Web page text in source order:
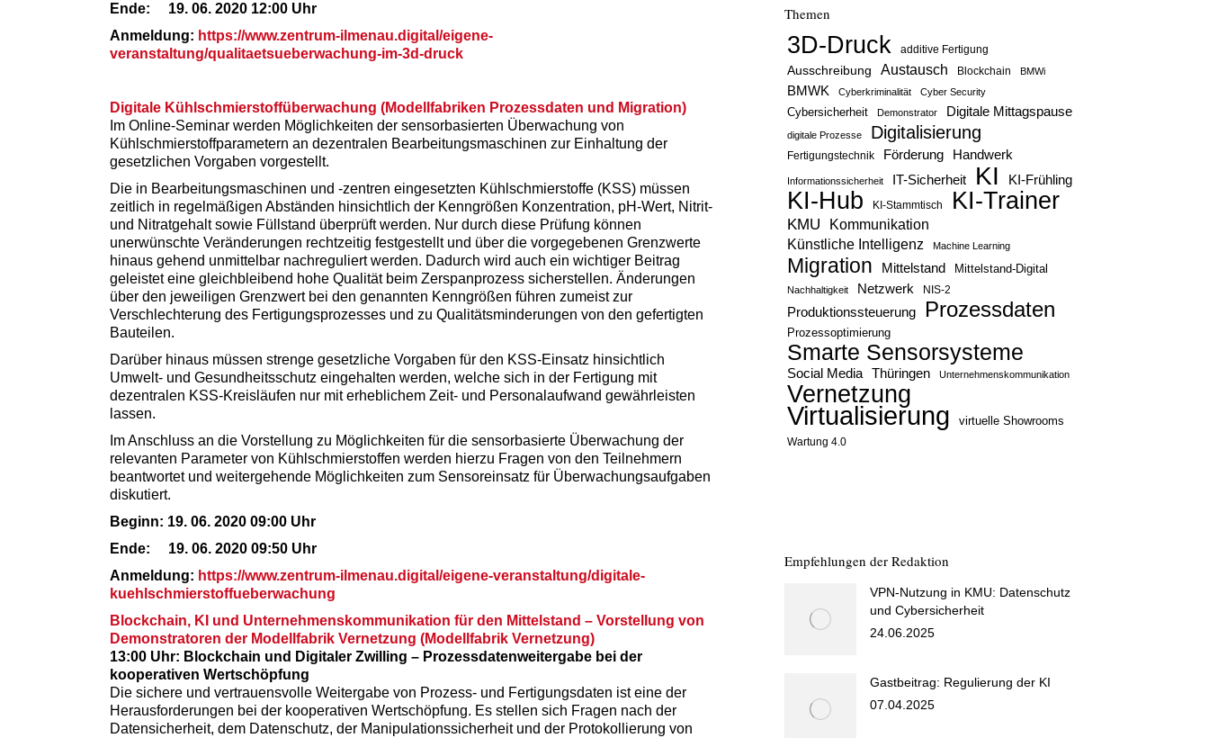
Ende: 19. 06. 2020 12:00 Uhr
Anmeldung: https://www.zentrum-ilmenau.digital/eigene-
veranstaltung/qualitaetsueberwachung-im-3d-druck
Digitale Kühlschmierstoffüberwachung (Modellfabriken Prozessdaten und Migration)
Im Online-Seminar werden Möglichkeiten der sensorbasierten Überwachung von
Kühlschmierstoffparametern an dezentralen Bearbeitungsmaschinen zur Einhaltung der
gesetzlichen Vorgaben vorgestellt.
Die in Bearbeitungsmaschinen und -zentren eingesetzten Kühlschmierstoffe (KSS) müssen
zeitlich in regelmäßigen Abständen hinsichtlich der Kenngrößen Konzentration, pH-Wert, Nitrit-
und Nitratgehalt sowie Füllstand überprüft werden. Nur durch diese Prüfung können
unerwünschte Veränderungen rechtzeitig festgestellt und über die vorgegebenen Grenzwerte
hinaus gehend unmittelbar nachreguliert werden. Dadurch wird auch ein wichtiger Beitrag
geleistet eine gleichbleibend hohe Qualität beim Zerspanprozess sicherstellen. Änderungen
über den jeweiligen Grenzwert bei den genannten Kenngrößen führen zumeist zur
Verschlechterung des Fertigungsprozesses und zu Qualitätsminderungen von den gefertigten
Bauteilen.
Darüber hinaus müssen strenge gesetzliche Vorgaben für den KSS-Einsatz hinsichtlich
Umwelt- und Gesundheitsschutz eingehalten werden, welche sich in der Fertigung mit
dezentralen KSS-Kreisläufen nur mit erheblichem Zeit- und Personalaufwand gewährleisten
lassen.
Im Anschluss an die Vorstellung zu Möglichkeiten für die sensorbasierte Überwachung der
relevanten Parameter von Kühlschmierstoffen werden hierzu Fragen von den Teilnehmern
beantwortet und weitergehende Möglichkeiten zum Sensoreinsatz für Überwachungsaufgaben
diskutiert.
Beginn: 19. 06. 2020 09:00 Uhr
Ende: 19. 06. 2020 09:50 Uhr
Anmeldung: https://www.zentrum-ilmenau.digital/eigene-veranstaltung/digitale-
kuehlschmierstoffueberwachung
Blockchain, KI und Unternehmenskommunikation für den Mittelstand – Vorstellung von
Demonstratoren der Modellfabrik Vernetzung (Modellfabrik Vernetzung)
13:00 Uhr: Blockchain und Digitaler Zwilling – Prozessdatenweitergabe bei der
kooperativen Wertschöpfung
Die sichere und vertrauensvolle Weitergabe von Prozess- und Fertigungsdaten ist eine der
Herausforderungen bei der kooperativen Wertschöpfung. Es stellen sich Fragen nach der
Datensicherheit, dem Datenschutz, der Manipulationssicherheit und der Protokollierung von
Themen
3D-Druck additive Fertigung
Ausschreibung Austausch Blockchain BMWi
BMWK Cyberkriminalität Cyber Security
Cybersicherheit Demonstrator Digitale Mittagspause
digitale Prozesse Digitalisierung
Fertigungstechnik Förderung Handwerk
Informationssicherheit IT-Sicherheit KI KI-Frühling
KI-Hub KI-Stammtisch KI-Trainer
KMU
Kommunikation
Künstliche Intelligenz
Machine Learning
Migration Mittelstand Mittelstand-Digital
Nachhaltigkeit Netzwerk NIS-2
Produktionssteuerung Prozessdaten
Prozessoptimierung
Smarte Sensorsysteme
Social Media Thüringen Unternehmenskommunikation
Vernetzung
Virtualisierung
virtuelle Showrooms
Wartung 4.0
Empfehlungen der Redaktion
VPN-Nutzung in KMU: Datenschutz
und Cybersicherheit
24.06.2025
Gastbeitrag: Regulierung der KI
07.04.2025